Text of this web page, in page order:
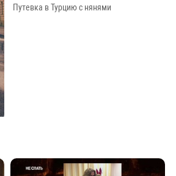
Путевка в Турцию с нянями